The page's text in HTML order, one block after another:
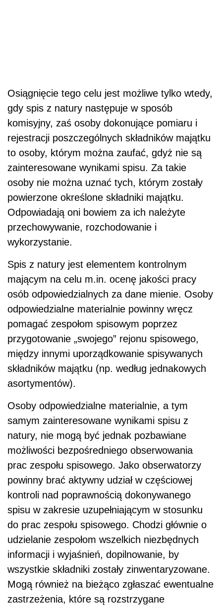
Osiągnięcie tego celu jest możliwe tylko wtedy,
gdy spis z natury następuje w sposób
komisyjny, zaś osoby dokonujące pomiaru i
rejestracji poszczególnych składników majątku
to osoby, którym można zaufać, gdyż nie są
zainteresowane wynikami spisu. Za takie
osoby nie można uznać tych, którym zostały
powierzone określone składniki majątku.
Odpowiadają oni bowiem za ich należyte
przechowywanie, rozchodowanie i
wykorzystanie.
Spis z natury jest elementem kontrolnym
mającym na celu m.in. ocenę jakości pracy
osób odpowiedzialnych za dane mienie. Osoby
odpowiedzialne materialnie powinny wręcz
pomagać zespołom spisowym poprzez
przygotowanie „swojego” rejonu spisowego,
między innymi uporządkowanie spisywanych
składników majątku (np. według jednakowych
asortymentów).
Osoby odpowiedzialne materialnie, a tym
samym zainteresowane wynikami spisu z
natury, nie mogą być jednak pozbawiane
możliwości bezpośredniego obserwowania
prac zespołu spisowego. Jako obserwatorzy
powinny brać aktywny udział w częściowej
kontroli nad poprawnością dokonywanego
spisu w zakresie uzupełniającym w stosunku
do prac zespołu spisowego. Chodzi głównie o
udzielanie zespołom wszelkich niezbędnych
informacji i wyjaśnień, dopilnowanie, by
wszystkie składniki zostały zinwentaryzowane.
Mogą również na bieżąco zgłaszać ewentualne
zastrzeżenia, które są rozstrzygane